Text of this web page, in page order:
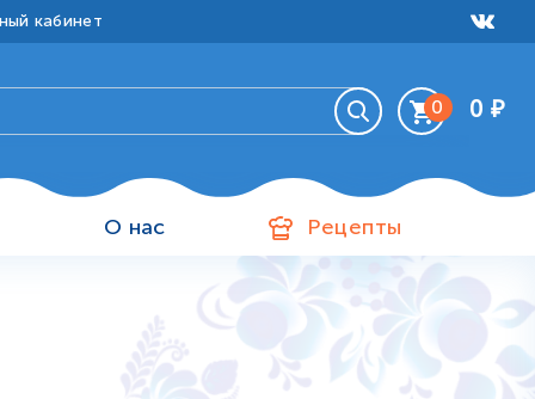
кабинет
0 0 ₽
Ваша корзина пуста
О нас Рецепты